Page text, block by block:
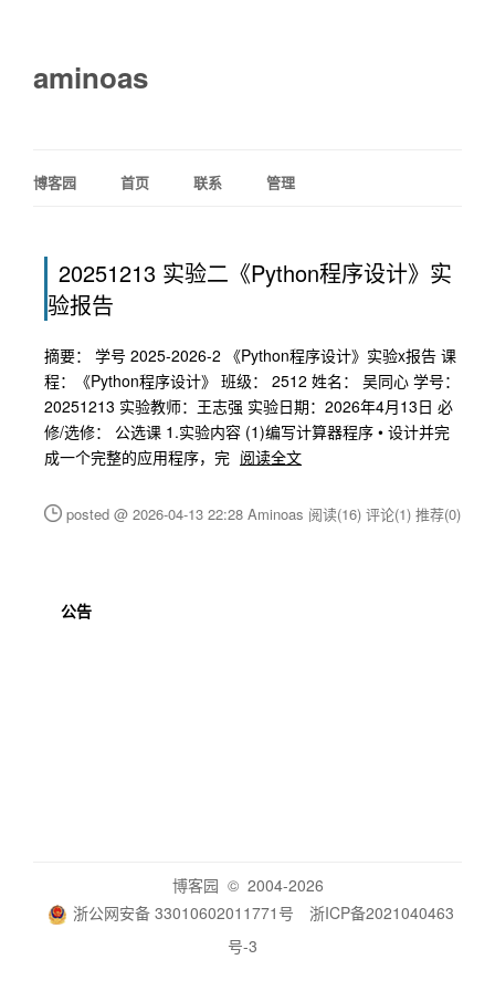
aminoas
博客园 首页 联系 管理
20251213 实验二《Python程序设计》实
验报告
摘要： 学号 2025-2026-2 《Python程序设计》实验x报告 课
程：《Python程序设计》 班级： 2512 姓名： 吴同心 学号：
20251213 实验教师：王志强 实验日期：2026年4月13日 必
修/选修： 公选课 1.实验内容 (1)编写计算器程序 • 设计并完
成一个完整的应用程序，完 阅读全文
posted @ 2026-04-13 22:28 Aminoas 阅读(16) 评论(1) 推荐(0)
公告
博客园 © 2004-2026
浙公网安备 33010602011771号
浙ICP备2021040463
号-3